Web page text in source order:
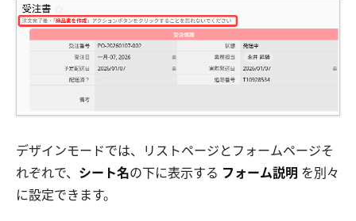
デザインモードでは、リストページとフォームページそ
れぞれで、 シート名の下に表示する フォーム説明 を別々
に設定できます。